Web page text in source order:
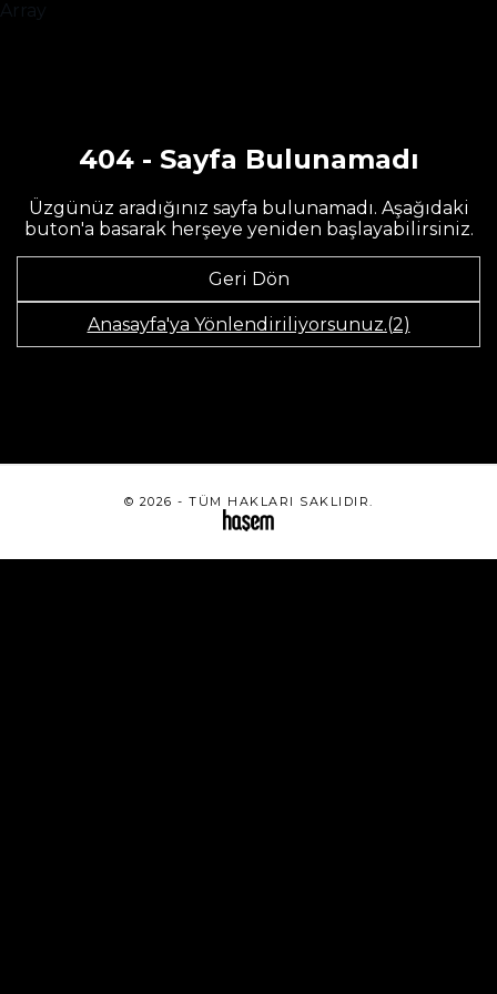
Array
404 - Sayfa Bulunamadı
Üzgünüz aradığınız sayfa bulunamadı. Aşağıdaki
buton'a basarak herşeye yeniden başlayabilirsiniz.
Geri Dön
Anasayfa'ya Yönlendiriliyorsunuz.(2)
© 2026 - TÜM HAKLARI SAKLIDIR.